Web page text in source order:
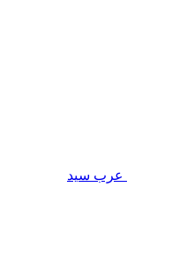
عرب سيد